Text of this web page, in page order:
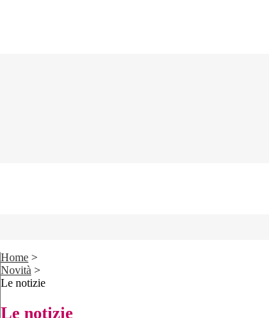
Home >
Novità >
Le notizie
Le notizie